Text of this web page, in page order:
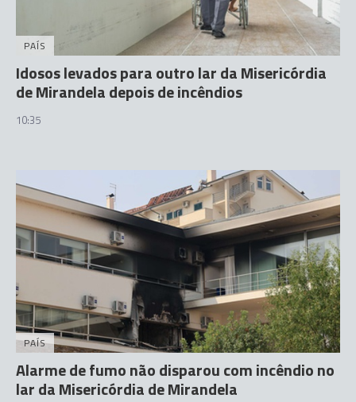
PAÍS
Idosos levados para outro lar da Misericórdia
de Mirandela depois de incêndios
10:35
PAÍS
Alarme de fumo não disparou com incêndio no
lar da Misericórdia de Mirandela